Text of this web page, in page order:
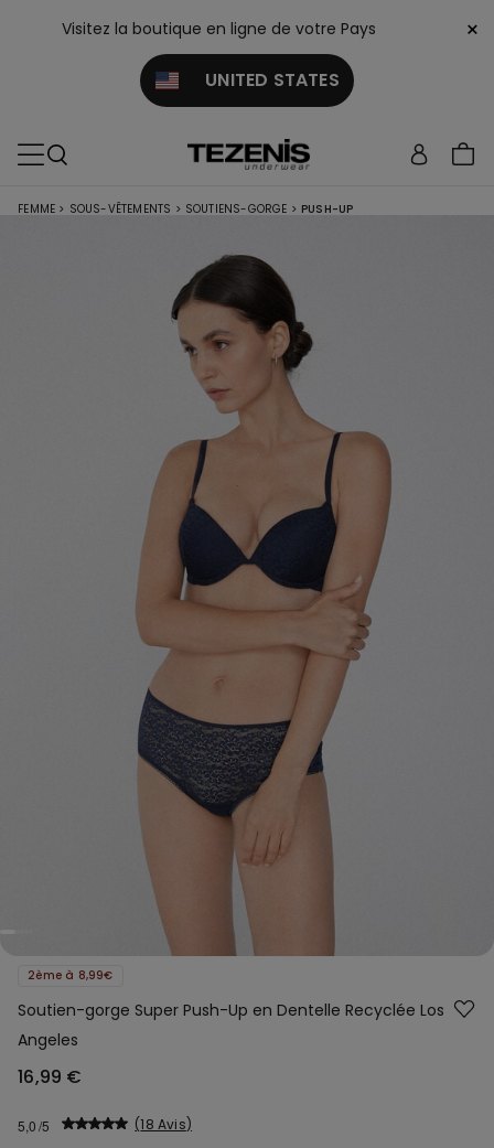
Visitez la boutique en ligne de votre Pays
UNITED STATES
×
FEMME > SOUS-VÊTEMENTS > SOUTIENS-GORGE > PUSH-UP
2ème à 8,99€
Soutien-gorge Super Push-Up en Dentelle Recyclée Los
Angeles
16,99 €
5,0 18 Avis